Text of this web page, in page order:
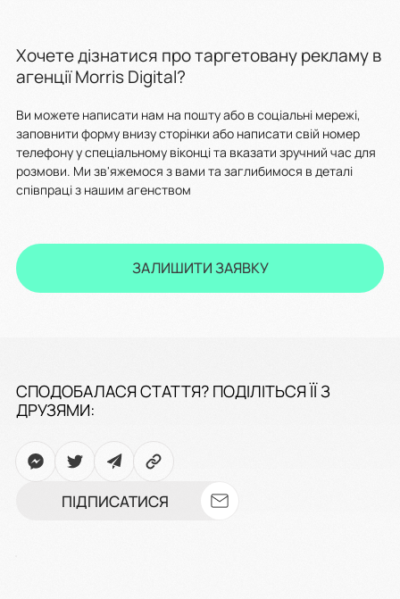
Хочете дізнатися про таргетовану рекламу в
агенції Morris Digital?
Ви можете написати нам на пошту або в соціальні мережі,
заповнити форму внизу сторінки або написати свій номер
телефону у спеціальному віконці та вказати зручний час для
розмови. Ми зв'яжемося з вами та заглибимося в деталі
співпраці з нашим агенством
ЗАЛИШИТИ ЗАЯВКУ
СПОДОБАЛАСЯ СТАТТЯ? ПОДІЛІТЬСЯ ЇЇ З
ДРУЗЯМИ:
ПІДПИСАТИСЯ